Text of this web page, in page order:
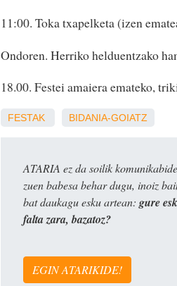
11:00. Toka txapelketa (izen
Ondoren. Herriko helduentzako
18.00. Festei amaiera emateko,
FESTAK BIDANIA-GOIATZ
ATARIA ez da soilik
zuen babesa behar dugu, inoiz
bat daukagu esku artean: gure
falta zara, bazatoz?
EGIN ATARIKIDE!